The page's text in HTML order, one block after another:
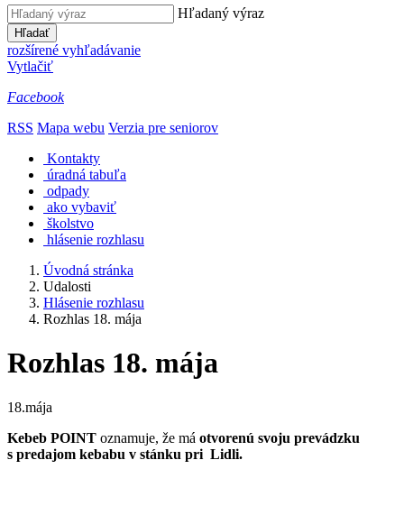
Hľadaný výraz
Hľadať
rozšírené vyhľadávanie
Vytlačiť
Facebook
RSS Mapa webu Verzia pre seniorov
Kontakty
úradná tabuľa
odpady
ako vybaviť
školstvo
hlásenie rozhlasu
Úvodná stránka
Udalosti
Hlásenie rozhlasu
Rozhlas 18. mája
Rozhlas 18. mája
18.mája
Kebeb POINT oznamuje, že má otvorenú svoju prevádzku
s predajom kebabu v stánku pri Lidli.